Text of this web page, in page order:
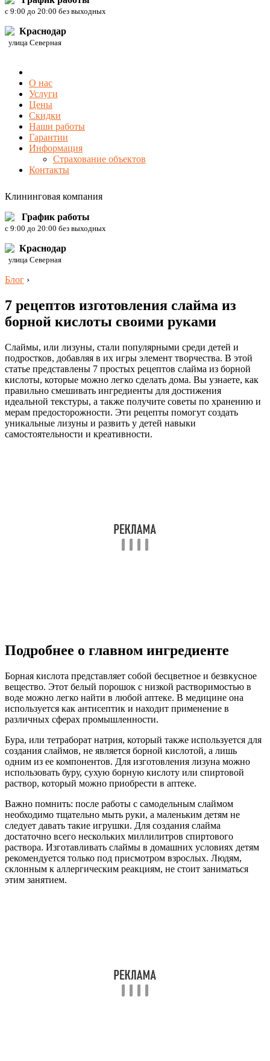
c 9:00 до 20:00 без выходных
Краснодар
улица Северная
О нас
Услуги
Цены
Скидки
Наши работы
Гарантии
Информация
Страхование объектов
Контакты
Клининговая компания
График работы
c 9:00 до 20:00 без выходных
Краснодар
улица Северная
Блог ›
7 рецептов изготовления слайма из
борной кислоты своими руками
Слаймы, или лизуны, стали популярными среди детей и
подростков, добавляя в их игры элемент творчества. В этой
статье представлены 7 простых рецептов слайма из борной
кислоты, которые можно легко сделать дома. Вы узнаете, как
правильно смешивать ингредиенты для достижения
идеальной текстуры, а также получите советы по хранению и
мерам предосторожности. Эти рецепты помогут создать
уникальные лизуны и развить у детей навыки
самостоятельности и креативности.
Подробнее о главном ингредиенте
Борная кислота представляет собой бесцветное и безвкусное
вещество. Этот белый порошок с низкой растворимостью в
воде можно легко найти в любой аптеке. В медицине она
используется как антисептик и находит применение в
различных сферах промышленности.
Бура, или тетраборат натрия, который также используется для
создания слаймов, не является борной кислотой, а лишь
одним из ее компонентов. Для изготовления лизуна можно
использовать буру, сухую борную кислоту или спиртовой
раствор, который можно приобрести в аптеке.
Важно помнить: после работы с самодельным слаймом
необходимо тщательно мыть руки, а маленьким детям не
следует давать такие игрушки. Для создания слайма
достаточно всего нескольких миллилитров спиртового
раствора. Изготавливать слаймы в домашних условиях детям
рекомендуется только под присмотром взрослых. Людям,
склонным к аллергическим реакциям, не стоит заниматься
этим занятием.